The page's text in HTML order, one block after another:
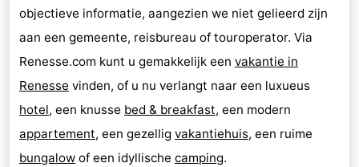
objectieve informatie, aangezien we niet gelieerd zijn
aan een gemeente, reisbureau of touroperator. Via
Renesse.com kunt u gemakkelijk een vakantie in
Renesse vinden, of u nu verlangt naar een luxueus
hotel, een knusse bed & breakfast, een modern
appartement, een gezellig vakantiehuis, een ruime
bungalow of een idyllische camping.